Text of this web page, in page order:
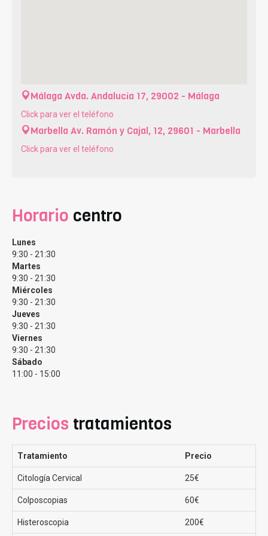
Nuestros principales servicios.
de fertilidad y reproducción asistida personalizados
según las edades, sexo y situaciones particulares de
cada paciente, pero es cierto que nuestros servicios
estrella son la Fecundación in Vitro, la Inseminación
Artificial y el método Ropa
Fecundación In Vitro
Lafecundación in vitro (FIV), también conocida como
Málaga Avda. Andalucía 17, 29002 - Málaga
Click para ver el teléfono
Marbella Av. Ramón y Cajal, 12, 29601 - Marbella
Click para ver el teléfono
Horario centro
Lunes
9:30 - 21:30
Martes
9:30 - 21:30
Miércoles
9:30 - 21:30
Jueves
9:30 - 21:30
Viernes
9:30 - 21:30
Sábado
11:00 - 15:00
Precios tratamientos
Tratamiento Precio
Citología Cervical 25€
Colposcopias 60€
Histeroscopia 200€